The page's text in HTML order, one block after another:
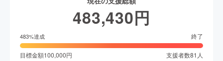
483,430円
483%達成 終了
目標金額100,000円 支援者数81 人